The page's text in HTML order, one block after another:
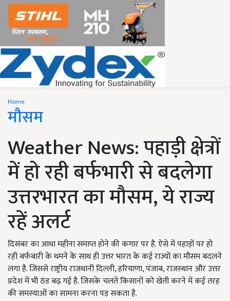
Home
मौसम
Weather News: पहाड़ी क्षेत्रों
में हो रही बर्फभारी से बदलेगा
उत्तरभारत का मौसम, ये राज्य
रहें अलर्ट
दिसंबर का आधा महीना समाप्त होने की कगार पर है. ऐसे में पहाड़ों पर हो
रही बर्फबारी के थमने के साथ ही उत्तर भारत के कई राज्यों का मौसम बदलने
लगा है. जिससे राष्ट्रीय राजधानी दिल्ली, हरियाणा, पंजाब, राजस्थान और उत्तर
प्रदेश में भी ठंड बढ़ गई है. जिसके चलते किसानों को खेती करने में कई तरह
की समस्याओं का सामना करना पड़ सकता है.